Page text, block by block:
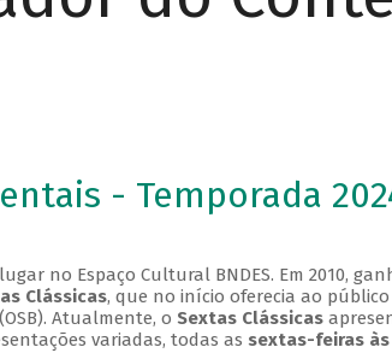
- Temporada
no Espaço Cultural BNDES. Em 2010,
Clássicas, que no início oferecia ao
Atualmente, o Sextas Clássicas
variadas, todas as sextas-feiras às